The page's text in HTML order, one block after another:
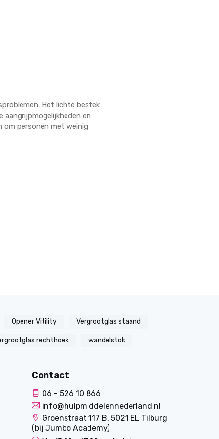
Het lichte bestek
aangrijpmogelijkheden en
om personen met weinig
Opener Vitility Vergrootglas staand
rechthoek wandelstok
Contact
06 - 526 10 866
info@hulpmiddelennederland.nl
Groenstraat 117 B, 5021 EL Tilburg
(bij Jumbo Academy)